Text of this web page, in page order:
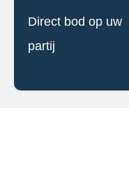
Direct bod op uw
partij